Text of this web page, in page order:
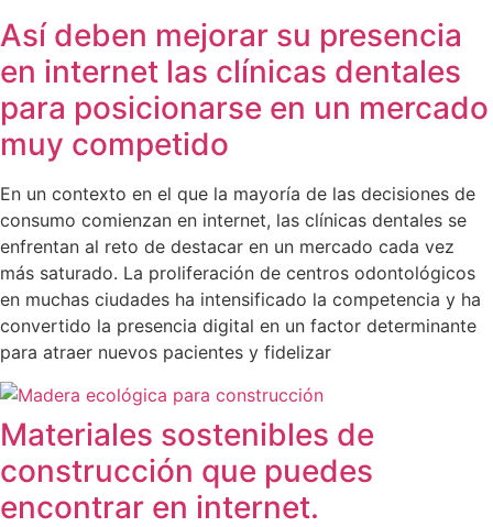
Así deben mejorar su presencia
en internet las clínicas dentales
para posicionarse en un mercado
muy competido
En un contexto en el que la mayoría de las decisiones de
consumo comienzan en internet, las clínicas dentales se
enfrentan al reto de destacar en un mercado cada vez
más saturado. La proliferación de centros odontológicos
en muchas ciudades ha intensificado la competencia y ha
convertido la presencia digital en un factor determinante
para atraer nuevos pacientes y fidelizar
Materiales sostenibles de
construcción que puedes
encontrar en internet.